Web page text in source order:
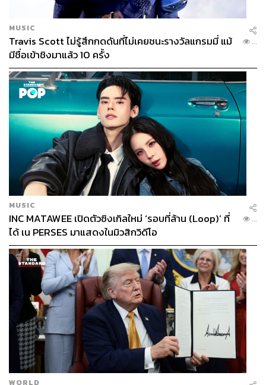
MUSIC
Travis Scott ไม่รู้สึกกดดันที่ไม่เคยชนะรางวัลแกรมมี่ แม้
มีชื่อเข้าชิงมาแล้ว 10 ครั้ง
...
MUSIC
INC MATAWEE เปิดตัวซิงเกิลใหม่ ‘รอบที่ล้าน (Loop)’ ที่
ได้ เน PERSES มาแสดงในมิวสิกวิดีโอ
...
WORLD